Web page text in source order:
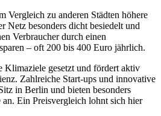
Vergleich zu anderen Städten höhere
Netz besonders dicht besiedelt und
Verbraucher durch einen
– oft 200 bis 400 Euro jährlich.
Klimaziele gesetzt und fördert aktiv
Zahlreiche Start-ups und innovative
in Berlin und bieten besonders
Ein Preisvergleich lohnt sich hier